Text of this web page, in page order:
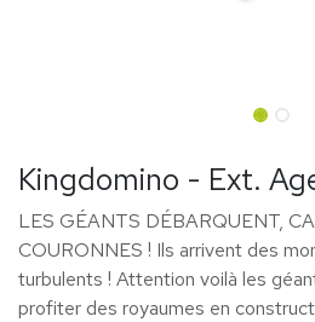
Kingdomino - Ext.
LES GÉANTS DÉBARQUENT,
COURONNES ! Ils arrivent des
turbulents ! Attention voilà les
profiter des royaumes en